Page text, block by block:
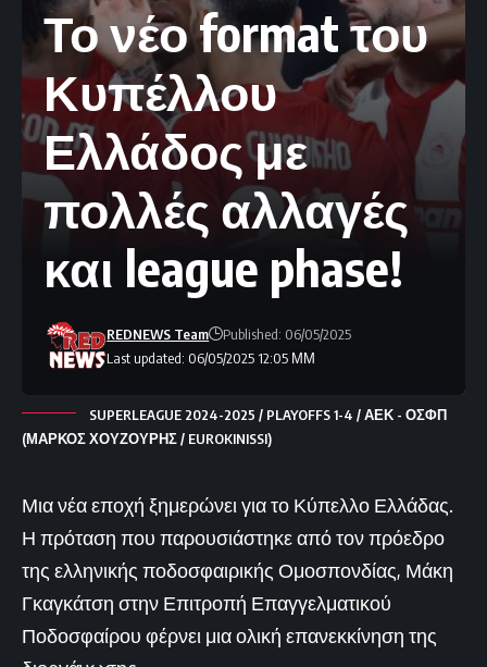
Το νέο format του
Κυπέλλου
Ελλάδος με
πολλές αλλαγές
και league phase!
Last updated: 06/05/2025 12:05 ΜΜ
REDNEWS Team Published: 06/05/2025
SUPERLEAGUE 2024-2025 / PLAYOFFS 1-4 / ΑΕΚ - ΟΣΦΠ
(ΜΑΡΚΟΣ ΧΟΥΖΟΥΡΗΣ / EUROKINISSI)
Μια νέα εποχή ξημερώνει για το Κύπελλο Ελλάδας.
Η πρόταση που παρουσιάστηκε από τον πρόεδρο
της ελληνικής ποδοσφαιρικής Ομοσπονδίας, Μάκη
Γκαγκάτση στην Επιτροπή Επαγγελματικού
Ποδοσφαίρου φέρνει μια ολική επανεκκίνηση της